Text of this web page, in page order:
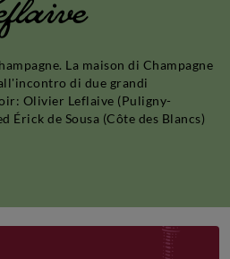
La maison di Champagne
di due grandi
Olivier Leflaive (Puligny-
Érick de Sousa (Côte des Blancs)